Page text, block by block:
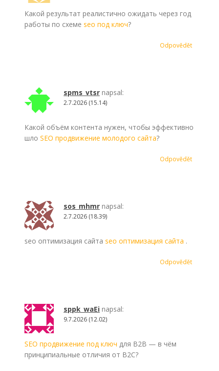
Какой результат реалистично ожидать через год
работы по схеме seo под ключ?
Odpovědět
spms_vtsr napsal:
2.7.2026 (15.14)
Какой объём контента нужен, чтобы эффективно
шло SEO продвижение молодого сайта?
Odpovědět
sos_mhmr napsal:
2.7.2026 (18.39)
seo оптимизация сайта seo оптимизация сайта .
Odpovědět
sppk_waEi napsal:
9.7.2026 (12.02)
SEO продвижение под ключ для B2B — в чём
принципиальные отличия от B2C?